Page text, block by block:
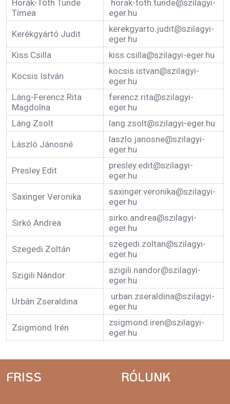
Horák-Tóth Tünde
Tímea
horak-toth.tunde@szilagyi-
eger.hu
Kerékgyártó Judit
kerekgyarto.judit@szilagyi-
eger.hu
Kiss Csilla
kiss.csilla@szilagyi-eger.hu
Kocsis István
kocsis.istvan@szilagyi-
eger.hu
Láng-Ferencz Rita
Magdolna
ferencz.rita@szilagyi-
eger.hu
Láng Zsolt
lang.zsolt@szilagyi-eger.hu
László Jánosné
laszlo.janosne@szilagyi-
eger.hu
Presley Edit
presley.edit@szilagyi-
eger.hu
Saxinger Veronika
saxinger.veronika@szilagyi-
eger.hu
Sirkó Andrea
sirko.andrea@szilagyi-
eger.hu
Szegedi Zoltán
szegedi.zoltan@szilagyi-
eger.hu
Szigili Nándor
szigili.nandor@szilagyi-
eger.hu
Urbán Zseraldina
urban.zseraldina@szilagyi-
eger.hu
Zsigmond Irén
zsigmond.iren@szilagyi-
eger.hu
FRISS RÓLUNK